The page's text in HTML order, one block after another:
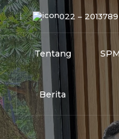
022 –
Tentang
Berita